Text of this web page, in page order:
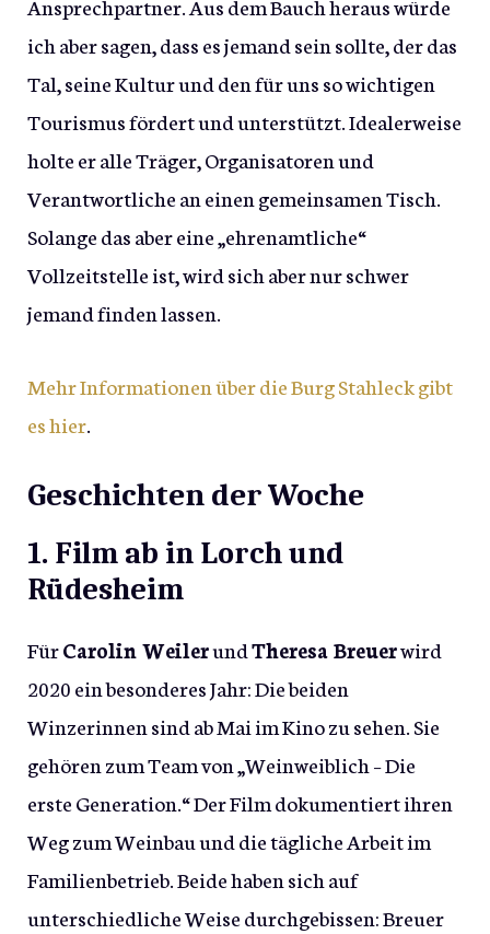
Ansprechpartner. Aus dem Bauch heraus würde
ich aber sagen, dass es jemand sein sollte, der das
Tal, seine Kultur und den für uns so wichtigen
Tourismus fördert und unterstützt. Idealerweise
holte er alle Träger, Organisatoren und
Verantwortliche an einen gemeinsamen Tisch.
Solange das aber eine „ehrenamtliche“
Vollzeitstelle ist, wird sich aber nur schwer
jemand finden lassen.
Mehr Informationen über die Burg Stahleck gibt
es hier.
Geschichten der Woche
1. Film ab in Lorch und
Rüdesheim
FürCarolin WeilerundTheresa Breuerwird
2020 ein besonderes Jahr: Die beiden
Winzerinnen sind ab Mai im Kino zu sehen. Sie
gehören zum Team von „Weinweiblich – Die
erste Generation.“ Der Film dokumentiert ihren
Weg zum Weinbau und die tägliche Arbeit im
Familienbetrieb. Beide haben sich auf
unterschiedliche Weise durchgebissen: Breuer